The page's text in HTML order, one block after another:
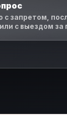
с запретом,
с выездом за